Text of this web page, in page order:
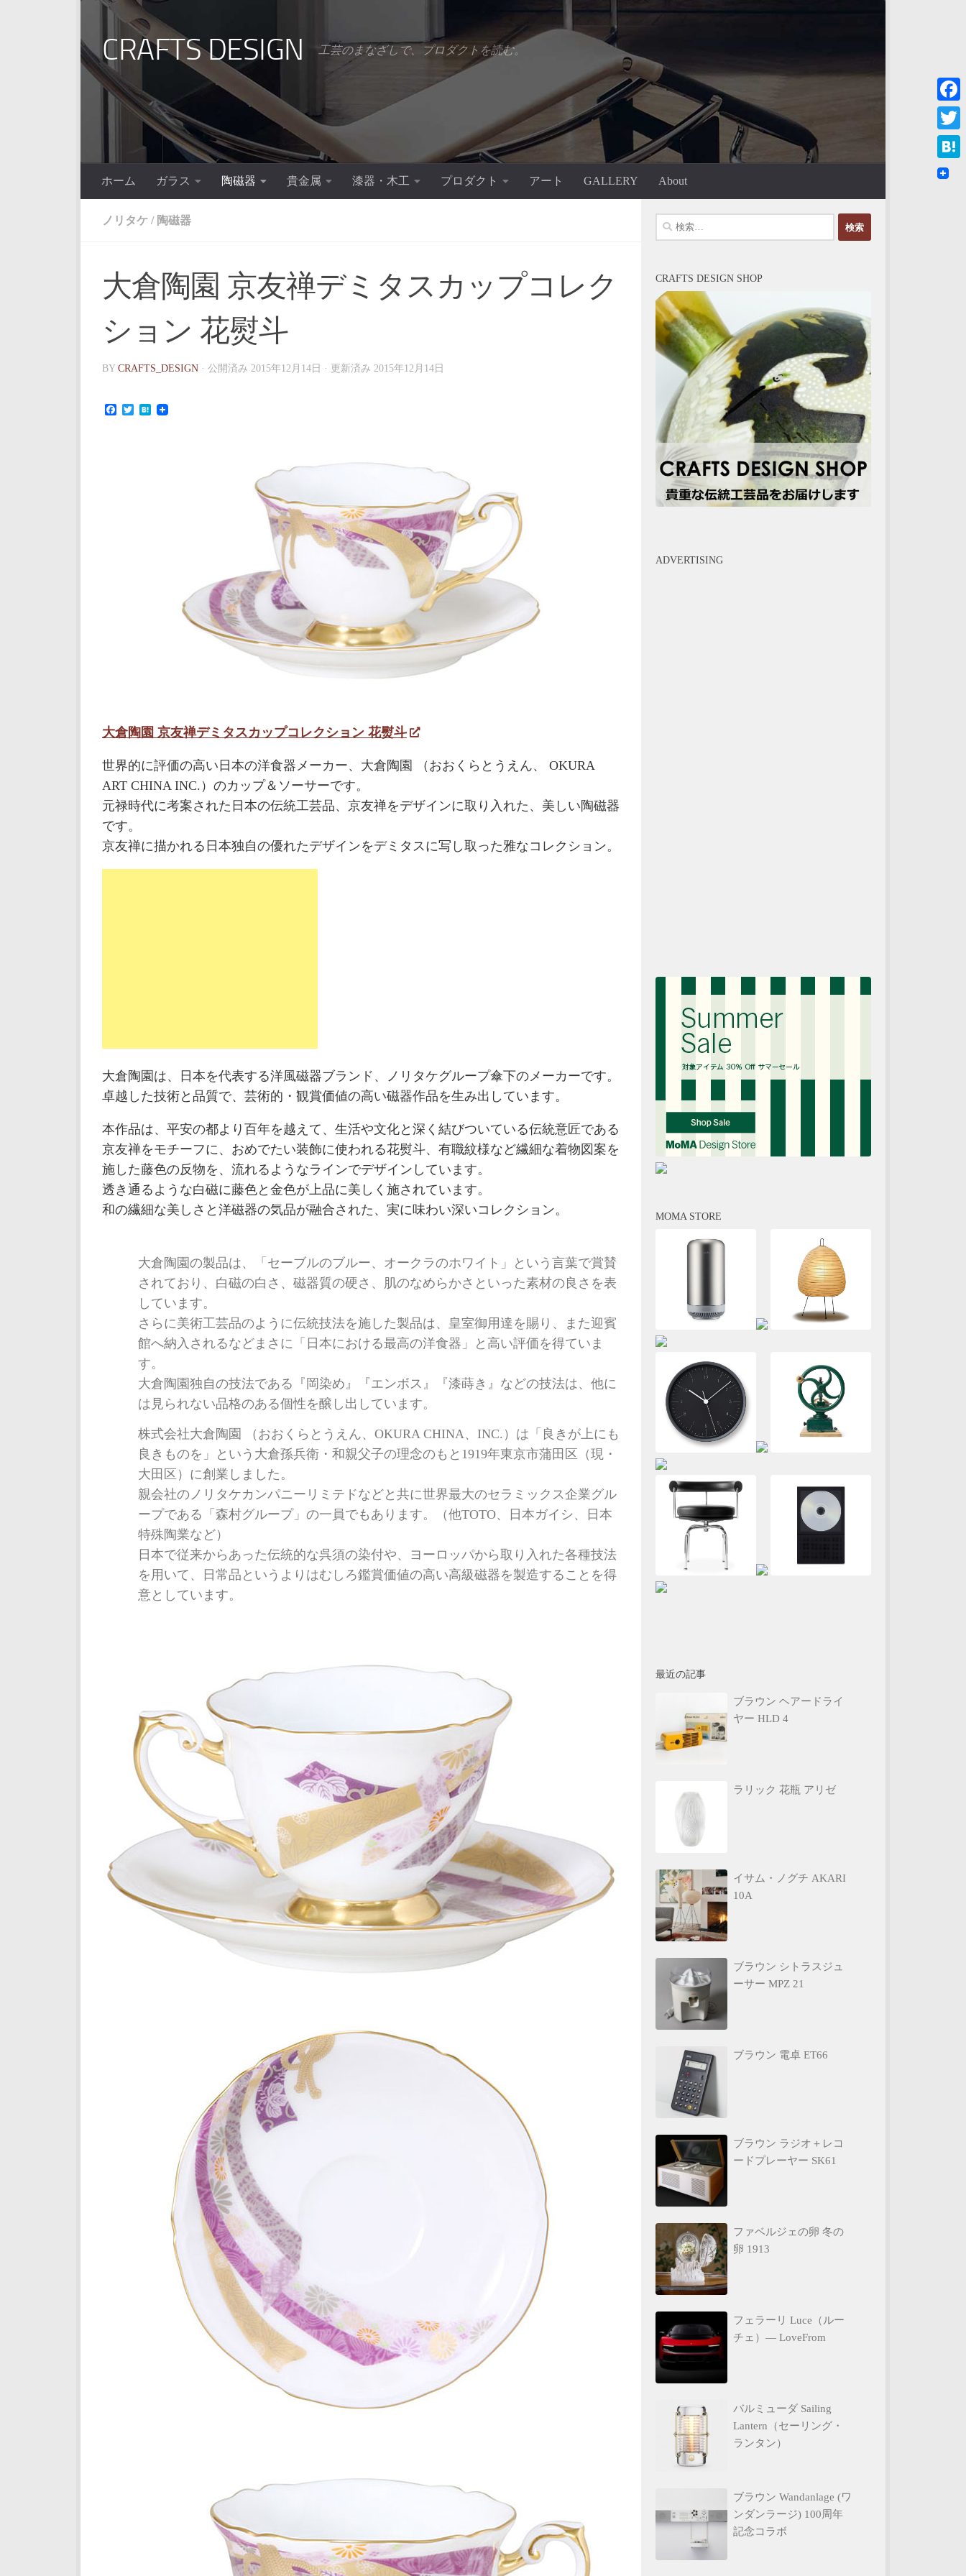
コンテンツへスキップ
CRAFTS DESIGN 工芸のまなざしで、プロダクトを読む。
ホーム ガラス 陶磁器 貴金属 漆器・木工 プロダクト アート GALLERY About
ノリタケ / 陶磁器
大倉陶園 京友禅デミタスカップコレク
ション 花熨斗
BY CRAFTS_DESIGN · 公開済み 2015年12月14日 · 更新済み 2015年12月14日
Facebook
TwitterHatena
大倉陶園 京友禅デミタスカップコレクション 花熨斗
世界的に評価の高い日本の洋食器メーカー、大倉陶園 （おおくらとうえん、 OKURA
ART CHINA INC.）のカップ＆ソーサーです。
元禄時代に考案された日本の伝統工芸品、京友禅をデザインに取り入れた、美しい陶磁器
です。
京友禅に描かれる日本独自の優れたデザインをデミタスに写し取った雅なコレクション。
大倉陶園は、日本を代表する洋風磁器ブランド、ノリタケグループ傘下のメーカーです。
卓越した技術と品質で、芸術的・観賞価値の高い磁器作品を生み出しています。
本作品は、平安の都より百年を越えて、生活や文化と深く結びついている伝統意匠である
京友禅をモチーフに、おめでたい装飾に使われる花熨斗、有職紋様など繊細な着物図案を
施した藤色の反物を、流れるようなラインでデザインしています。
透き通るような白磁に藤色と金色が上品に美しく施されています。
和の繊細な美しさと洋磁器の気品が融合された、実に味わい深いコレクション。
大倉陶園の製品は、「セーブルのブルー、オークラのホワイト」という言葉で賞賛
されており、白磁の白さ、磁器質の硬さ、肌のなめらかさといった素材の良さを表
しています。
さらに美術工芸品のように伝統技法を施した製品は、皇室御用達を賜り、また迎賓
館へ納入されるなどまさに「日本における最高の洋食器」と高い評価を得ていま
す。
大倉陶園独自の技法である『岡染め』『エンボス』『漆蒔き』などの技法は、他に
は見られない品格のある個性を醸し出しています。
株式会社大倉陶園 （おおくらとうえん、OKURA CHINA、INC.）は「良きが上にも
良きものを」という大倉孫兵衛・和親父子の理念のもと1919年東京市蒲田区（現・
大田区）に創業しました。
親会社のノリタケカンパニーリミテドなどと共に世界最大のセラミックス企業グル
ープである「森村グループ」の一員でもあります。（他TOTO、日本ガイシ、日本
特殊陶業など）
日本で従来からあった伝統的な呉須の染付や、ヨーロッパから取り入れた各種技法
を用いて、日常品というよりはむしろ鑑賞価値の高い高級磁器を製造することを得
意としています。
検
索:
CRAFTS DESIGN SHOP
ADVERTISING
MOMA STORE
最近の記事
ブラウン ヘアードライ
ヤー HLD 4
ラリック 花瓶 アリゼ
イサム・ノグチ AKARI
10A
ブラウン シトラスジュ
ーサー MPZ 21
ブラウン 電卓 ET66
ブラウン ラジオ＋レコ
ードプレーヤー SK61
ファベルジェの卵 冬の
卵 1913
フェラーリ Luce（ルー
チェ）— LoveFrom
バルミューダ Sailing
Lantern（セーリング・
ランタン）
ブラウン Wandanlage (ワ
ンダンラージ) 100周年
記念コラボ